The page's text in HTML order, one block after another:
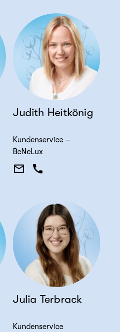
Judith Heitkönig
Kundenservice –
BeNeLux
Julia Terbrack
Kundenservice